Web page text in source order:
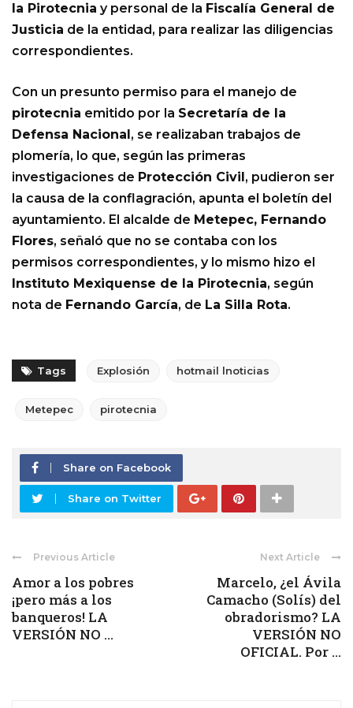
la Pirotecnia y personal de la Fiscalía General de
Justicia de la entidad, para realizar las diligencias
correspondientes.
Con un presunto permiso para el manejo de
pirotecnia emitido por la Secretaría de la
Defensa Nacional, se realizaban trabajos de
plomería, lo que, según las primeras
investigaciones de Protección Civil, pudieron ser
la causa de la conflagración, apunta el boletín del
ayuntamiento. El alcalde de Metepec, Fernando
Flores, señaló que no se contaba con los
permisos correspondientes, y lo mismo hizo el
Instituto Mexiquense de la Pirotecnia, según
nota de Fernando García, de La Silla Rota.
Tags Explosión hotmail lnoticias
Metepec pirotecnia
Share on Facebook
Share on Twitter
Previous Article
Amor a los pobres
¡pero más a los
banqueros! LA
VERSIÓN NO ...
Next Article
Marcelo, ¿el Ávila
Camacho (Solís) del
obradorismo? LA
VERSIÓN NO
OFICIAL. Por ...